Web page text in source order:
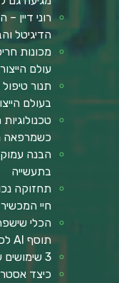
רוני דיין
הדיגיטל
מכונות
עולם הייצור
תנור
בעולם
כשמרפאה
הבנה
בתעשייה
תחזוקה
חיי
תוסף AI לכתיבה יעילה
3 שימושים עיקריים של מצית זיפו שכדאי להכיר